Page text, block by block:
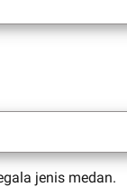
jenis medan.